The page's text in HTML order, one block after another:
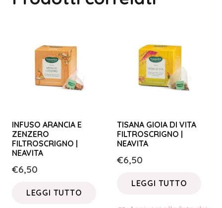
INFUSO ARANCIA E
ZENZERO
FILTROSCRIGNO |
NEAVITA
€6,50
LEGGI TUTTO
TISANA GIOIA DI VITA
FILTROSCRIGNO |
NEAVITA
€6,50
LEGGI TUTTO